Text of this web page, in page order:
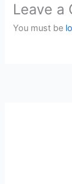
Leave a
You must be